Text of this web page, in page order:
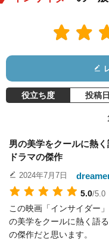
役：Richard Scrugg
s
ブ
役
役：Thomas Sandef
ur
役
役立ち度 投稿
男の美学をクールに熱
ドラマの傑作
2024年7月7日
5.0/5.0
この映画「インサイダー
の美学をクールに熱く語
の傑作だと思います。